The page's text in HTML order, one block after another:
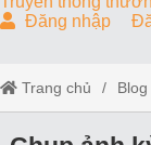
Đăng nhập
Trang chủ Blog
Chụp ảnh kỷ yếu